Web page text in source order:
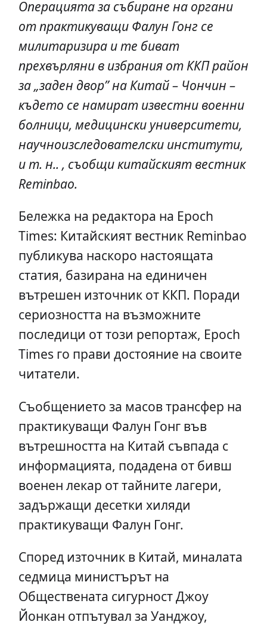
Операцията за събиране на органи
от практикуващи Фалун Гонг се
милитаризира и те биват
прехвърляни в избрания от ККП район
за „заден двор” на Китай – Чончин –
където се намират известни военни
болници, медицински университети,
научноизследователски институти,
и т. н.. , съобщи китайският вестник
Reminbao.
Бележка на редактора на Epoch
Times: Китайският вестник Reminbao
публикува наскоро настоящата
статия, базирана на единичен
вътрешен източник от ККП. Поради
сериозността на възможните
последици от този репортаж, Epoch
Times го прави достояние на своите
читатели.
Съобщението за масов трансфер на
практикуващи Фалун Гонг във
вътрешността на Китай съвпада с
информацията, подадена от бивш
военен лекар от тайните лагери,
задържащи десетки хиляди
практикуващи Фалун Гонг.
Според източник в Китай, миналата
седмица министърът на
Обществената сигурност Джоу
Йонкан отпътувал за Уанджоу,